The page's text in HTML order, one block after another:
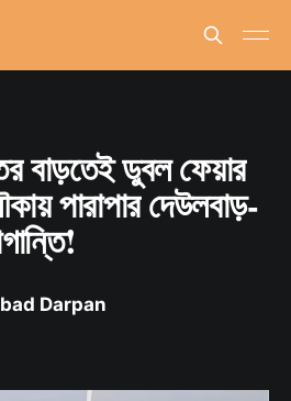
বাড়তেই ডুবল ফেয়ার
পারাপার দেউলবাড়-
Darpan